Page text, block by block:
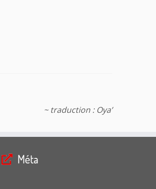
~ traduction : Oya’
Méta